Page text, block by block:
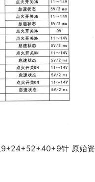
9+24+52+40+9针 原始资